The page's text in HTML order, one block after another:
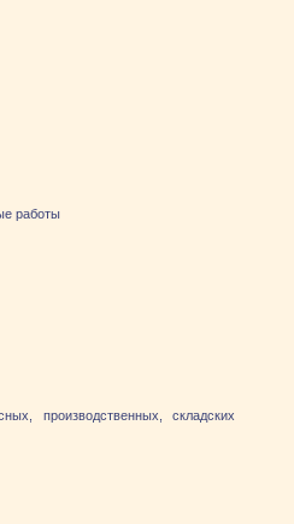
работы
производственных, складских